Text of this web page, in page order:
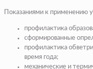
Показаниями к применению
профилактика
сформированные
профилактика
время года;
механические и